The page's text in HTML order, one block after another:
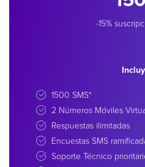
-15%
1500 SMS*
2 Números Móviles
Respuestas ilimitadas
Encuestas SMS
Soporte Técnico